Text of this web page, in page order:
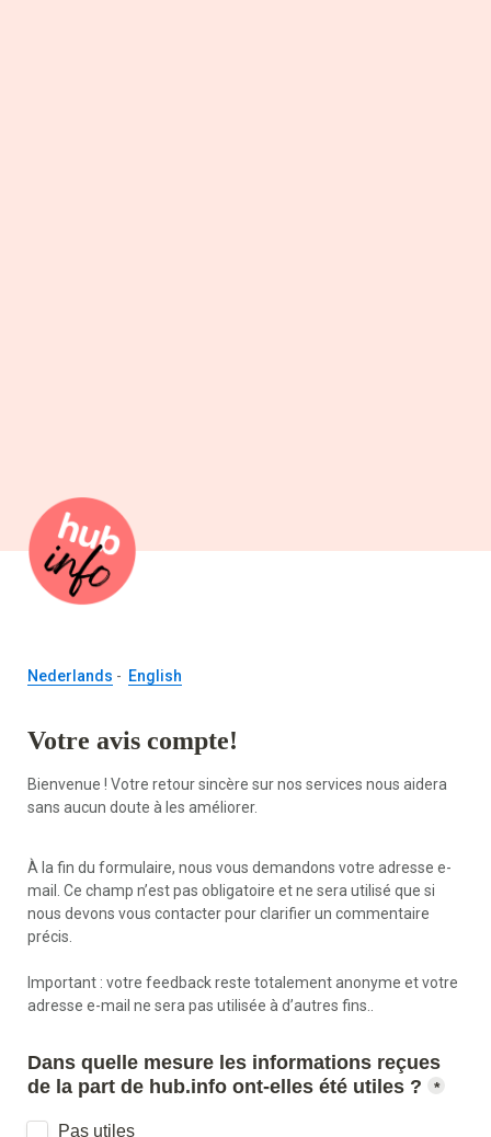
Nederlands - English
Votre avis compte!
Bienvenue ! Votre retour sincère sur nos services nous aidera
À la fin du formulaire, nous vous demandons votre adresse e-
mail. Ce champ n’est pas obligatoire et ne sera utilisé que si
nous devons vous contacter pour clarifier un commentaire
Important : votre feedback reste totalement anonyme et votre
adresse e-mail ne sera pas utilisée à d’autres fins..
Dans quelle mesure les informations reçues
*
Pas utiles